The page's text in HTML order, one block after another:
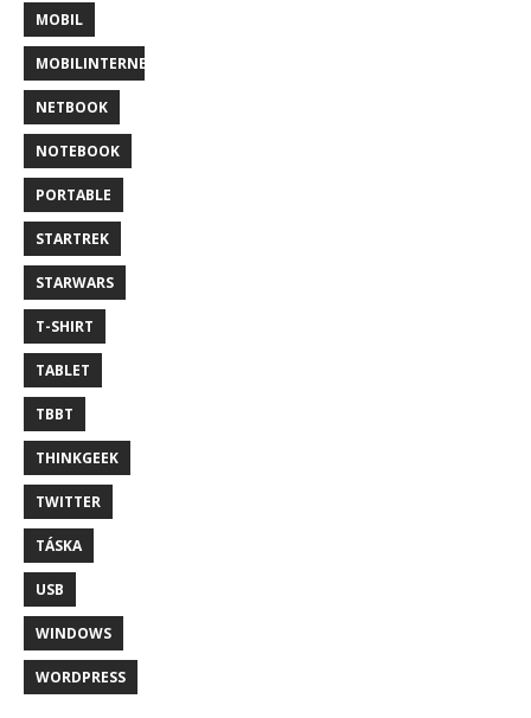
MOBIL
MOBILINTERNET
NETBOOK
NOTEBOOK
PORTABLE
STARTREK
STARWARS
T-SHIRT
TABLET
TBBT
THINKGEEK
TWITTER
TÁSKA
USB
WINDOWS
WORDPRESS